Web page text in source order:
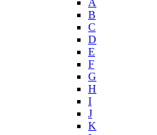
A
B
C
D
E
F
G
H
I
J
K